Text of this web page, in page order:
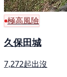
極高風險
久保田城
7,272起出沒